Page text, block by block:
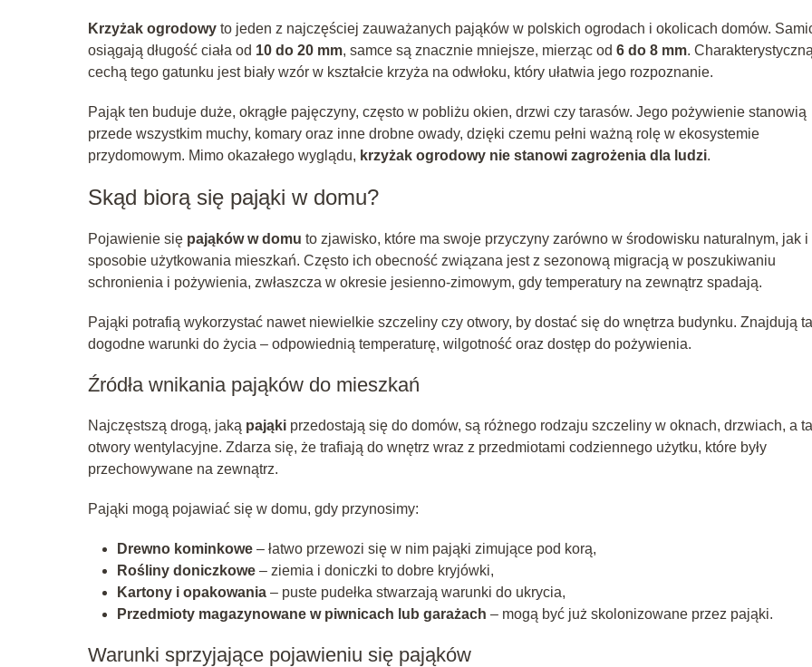
Krzyżak ogrodowy to jeden z najczęściej zauważanych pająków w polskich ogrodach i okolicach domów.
osiągają długość ciała od 10 do 20 mm, samce są znacznie mniejsze, mierząc od 6 do 8 mm.
cechą tego gatunku jest biały wzór w kształcie krzyża na odwłoku, który ułatwia jego rozpoznanie.
Pająk ten buduje duże, okrągłe pajęczyny, często w pobliżu okien, drzwi czy tarasów. Jego pożywienie stanowią
przede wszystkim muchy, komary oraz inne drobne owady, dzięki czemu pełni ważną rolę w ekosystemie
przydomowym. Mimo okazałego wyglądu, krzyżak ogrodowy nie stanowi zagrożenia dla ludzi.
Skąd biorą się pająki w domu?
Pojawienie się pająków w domu to zjawisko, które ma swoje przyczyny zarówno w środowisku naturalnym, jak i
sposobie użytkowania mieszkań. Często ich obecność związana jest z sezonową migracją w poszukiwaniu
schronienia i pożywienia, zwłaszcza w okresie jesienno-zimowym, gdy temperatury na zewnątrz spadają.
Pająki potrafią wykorzystać nawet niewielkie szczeliny czy otwory, by dostać się do wnętrza budynku. Znajdują
dogodne warunki do życia – odpowiednią temperaturę, wilgotność oraz dostęp do pożywienia.
Źródła wnikania pająków do mieszkań
Najczęstszą drogą, jaką pająki przedostają się do domów, są różnego rodzaju szczeliny w oknach, drzwiach, a
otwory wentylacyjne. Zdarza się, że trafiają do wnętrz wraz z przedmiotami codziennego użytku, które były
przechowywane na zewnątrz.
Pająki mogą pojawiać się w domu, gdy przynosimy:
Drewno kominkowe – łatwo przewozi się w nim pająki zimujące pod korą,
Rośliny doniczkowe – ziemia i doniczki to dobre kryjówki,
Kartony i opakowania – puste pudełka stwarzają warunki do ukrycia,
Przedmioty magazynowane w piwnicach lub garażach – mogą być już skolonizowane przez pająki.
Warunki sprzyjające pojawieniu się pająków